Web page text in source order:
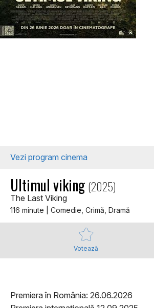
Vezi program cinema
Ultimul viking (2025)
The Last Viking
116 minute | Comedie, Crimă, Dramă
Votează
Premiera în România: 26.06.2026